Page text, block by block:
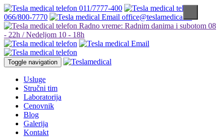
011/7777-400
066/800-7770
office@teslamedical.rs
Radno vreme: Radnim danima i subotom 08
- 22h / Nedeljom 10 - 18h
Toggle navigation
Usluge
Stručni tim
Laboratorija
Cenovnik
Blog
Galerija
Kontakt